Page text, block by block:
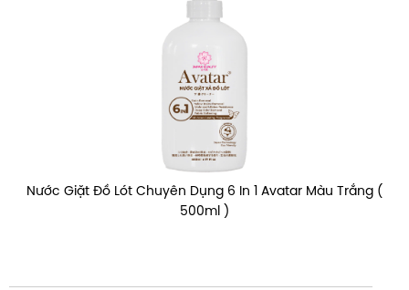
Nước Giặt Đồ Lót Chuyên Dụng 6 In 1 Avatar Màu Trắng (
500ml )